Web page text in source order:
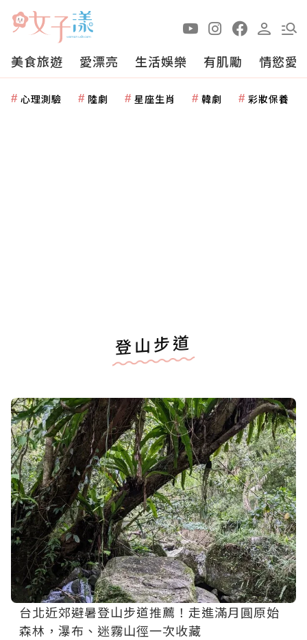
美食旅遊 愛漂亮 生活娛樂 有肌勵 情慾愛
心理測驗 陸劇 星座生肖 韓劇 彩妝保養
登山步道
台北近郊避暑登山步道推薦！走進滿月圓原始
森林，瀑布、迷霧山徑一次收藏